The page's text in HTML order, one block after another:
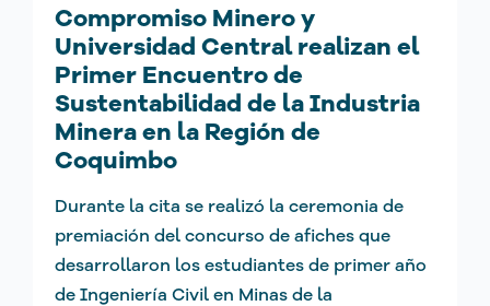
Compromiso Minero y
Universidad Central realizan el
Primer Encuentro de
Sustentabilidad de la Industria
Minera en la Región de
Coquimbo
Durante la cita se realizó la ceremonia de
premiación del concurso de afiches que
desarrollaron los estudiantes de primer año
de Ingeniería Civil en Minas de la